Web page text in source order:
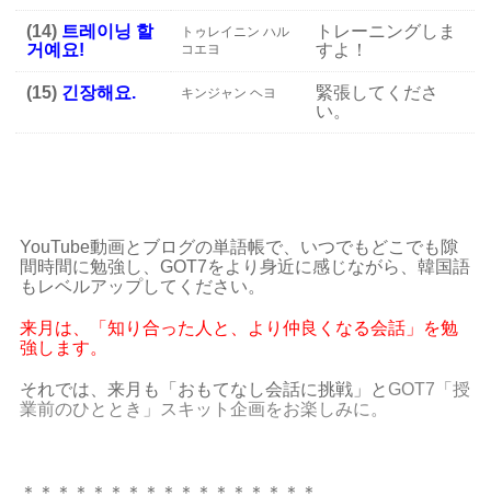
(14) 트레이닝 할
거예요!
トゥレイニン ハル
コエヨ
トレーニングしま
すよ！
(15) 긴장해요. キンジャン ヘヨ
緊張してくださ
い。
YouTube動画とブログの単語帳で、いつでもどこでも隙
間時間に勉強し、GOT7をより身近に感じながら、韓国語
もレベルアップしてください。
来月は、「知り合った人と、より仲良くなる会話」を勉
強します。
それでは、来月も「おもてなし会話に挑戦」と GOT7「授
業前のひととき」スキット企画をお楽しみに。